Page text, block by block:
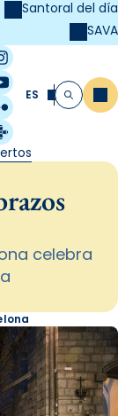
Santoral del día
SAVA
Estel
ES Buscar
celebra